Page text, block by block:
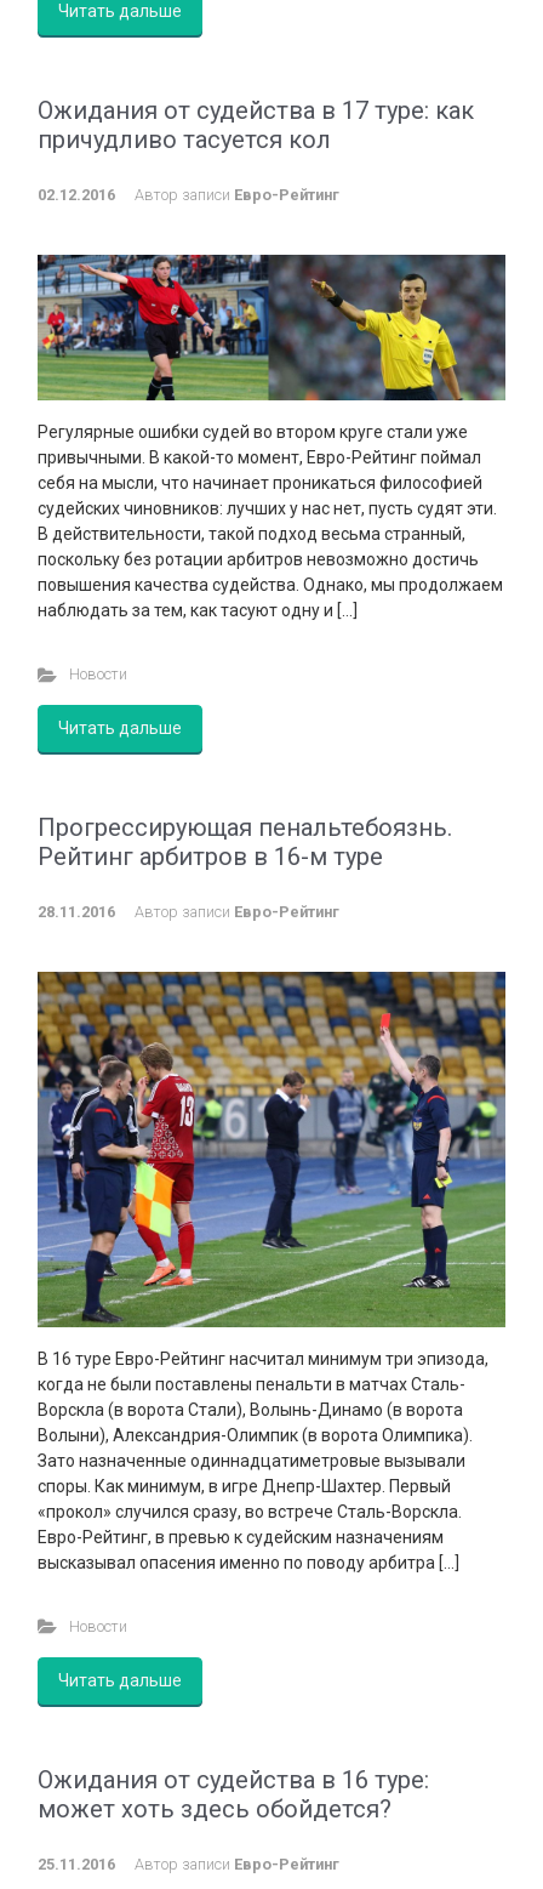
Читать дальше
Ожидания от судейства в 17 туре: как
причудливо тасуется кол
02.12.2016 Автор записи Евро-Рейтинг
Регулярные ошибки судей во втором круге стали уже
привычными. В какой-то момент, Евро-Рейтинг поймал
себя на мысли, что начинает проникаться философией
судейских чиновников: лучших у нас нет, пусть судят эти.
В действительности, такой подход весьма странный,
поскольку без ротации арбитров невозможно достичь
повышения качества судейства. Однако, мы продолжаем
наблюдать за тем, как тасуют одну и […]
Новости
Читать дальше
Прогрессирующая пенальтебоязнь.
Рейтинг арбитров в 16-м туре
28.11.2016 Автор записи Евро-Рейтинг
В 16 туре Евро-Рейтинг насчитал минимум три эпизода,
когда не были поставлены пенальти в матчах Сталь-
Ворскла (в ворота Стали), Волынь-Динамо (в ворота
Волыни), Александрия-Олимпик (в ворота Олимпика).
Зато назначенные одиннадцатиметровые вызывали
споры. Как минимум, в игре Днепр-Шахтер. Первый
«прокол» случился сразу, во встрече Сталь-Ворскла.
Евро-Рейтинг, в превью к судейским назначениям
высказывал опасения именно по поводу арбитра […]
Новости
Читать дальше
Ожидания от судейства в 16 туре:
может хоть здесь обойдется?
25.11.2016 Автор записи Евро-Рейтинг